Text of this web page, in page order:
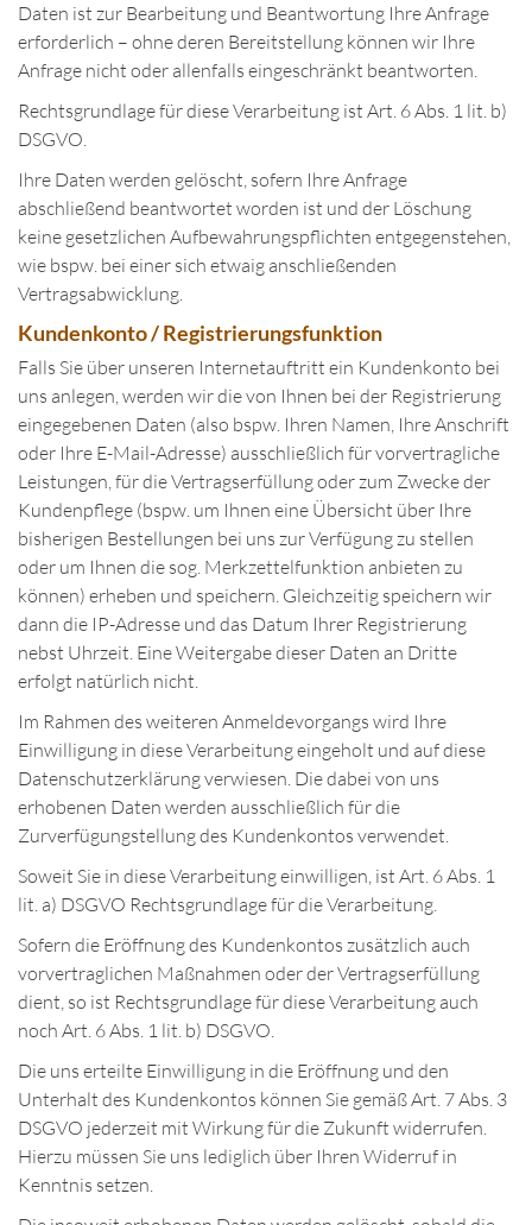
Daten ist zur Bearbeitung und Beantwortung Ihre Anfrage
erforderlich – ohne deren Bereitstellung können wir Ihre
Anfrage nicht oder allenfalls eingeschränkt beantworten.
Rechtsgrundlage für diese Verarbeitung ist Art. 6 Abs. 1 lit. b)
DSGVO.
Ihre Daten werden gelöscht, sofern Ihre Anfrage
abschließend beantwortet worden ist und der Löschung
keine gesetzlichen Aufbewahrungspflichten entgegenstehen,
wie bspw. bei einer sich etwaig anschließenden
Vertragsabwicklung.
Kundenkonto / Registrierungsfunktion
Falls Sie über unseren Internetauftritt ein Kundenkonto bei
uns anlegen, werden wir die von Ihnen bei der Registrierung
eingegebenen Daten (also bspw. Ihren Namen, Ihre Anschrift
oder Ihre E-Mail-Adresse) ausschließlich für vorvertragliche
Leistungen, für die Vertragserfüllung oder zum Zwecke der
Kundenpflege (bspw. um Ihnen eine Übersicht über Ihre
bisherigen Bestellungen bei uns zur Verfügung zu stellen
oder um Ihnen die sog. Merkzettelfunktion anbieten zu
können) erheben und speichern. Gleichzeitig speichern wir
dann die IP-Adresse und das Datum Ihrer Registrierung
nebst Uhrzeit. Eine Weitergabe dieser Daten an Dritte
erfolgt natürlich nicht.
Im Rahmen des weiteren Anmeldevorgangs wird Ihre
Einwilligung in diese Verarbeitung eingeholt und auf diese
Datenschutzerklärung verwiesen. Die dabei von uns
erhobenen Daten werden ausschließlich für die
Zurverfügungstellung des Kundenkontos verwendet.
Soweit Sie in diese Verarbeitung einwilligen, ist Art. 6 Abs. 1
lit. a) DSGVO Rechtsgrundlage für die Verarbeitung.
Sofern die Eröffnung des Kundenkontos zusätzlich auch
vorvertraglichen Maßnahmen oder der Vertragserfüllung
dient, so ist Rechtsgrundlage für diese Verarbeitung auch
noch Art. 6 Abs. 1 lit. b) DSGVO.
Die uns erteilte Einwilligung in die Eröffnung und den
Unterhalt des Kundenkontos können Sie gemäß Art. 7 Abs. 3
DSGVO jederzeit mit Wirkung für die Zukunft widerrufen.
Hierzu müssen Sie uns lediglich über Ihren Widerruf in
Kenntnis setzen.